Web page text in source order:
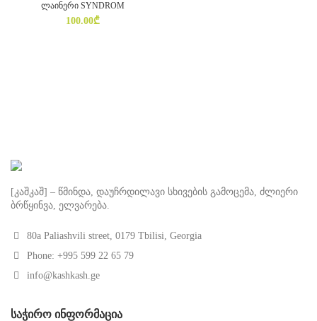
ლაინერი SYNDROM
100.00₾
[კაშკაშ] – წმინდა, დაუჩრდილავი სხივების გამოცემა, ძლიერი
ბრწყინვა, ელვარება.
80a Paliashvili street, 0179 Tbilisi, Georgia
Phone: +995 599 22 65 79
info@kashkash.ge
ᲡᲐᲭᲘᲠᲝ ᲘᲜᲤᲝᲠᲛᲐᲪᲘᲐ